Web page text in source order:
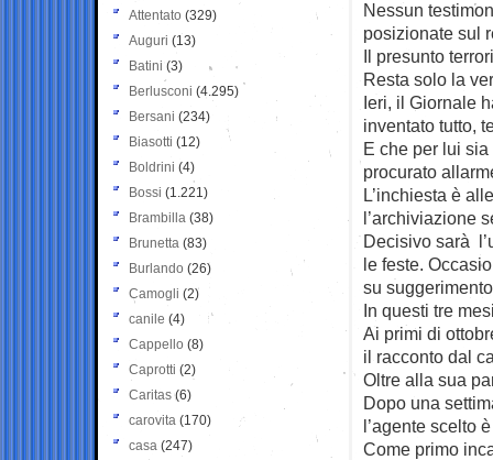
Nessun
posizionate sul
Il presunto
Resta solo la
Ieri, il Giornale
inventato tutto,
E che per lui
procurato
L’inchiesta è
l’archiviazione
Decisivo sarà
le feste.
su
In questi tre
Ai primi di
il racconto dal
Oltre alla sua
Dopo una
l’agente scelto
Come primo
Attentato (329)
Auguri (13)
Batini (3)
Berlusconi (4.295)
Bersani (234)
Biasotti (12)
Boldrini (4)
Bossi (1.221)
Brambilla (38)
Brunetta (83)
Burlando (26)
Camogli (2)
canile (4)
Cappello (8)
Caprotti (2)
Caritas (6)
carovita (170)
casa (247)